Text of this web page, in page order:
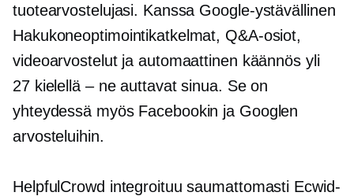
tuotearvostelujasi. Kanssa Google-ystävällinen
Hakukoneoptimointikatkelmat, Q&A-osiot,
videoarvostelut ja automaattinen käännös yli
27 kielellä – ne auttavat sinua. Se on
yhteydessä myös Facebookin ja Googlen
arvosteluihin.
HelpfulCrowd integroituu saumattomasti Ecwid-